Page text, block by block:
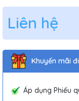
Liên hệ
Khuyến mãi
Áp dụng Phiếu